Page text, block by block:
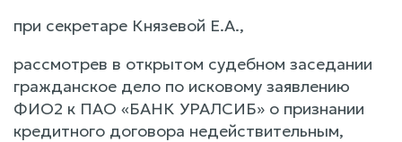
при секретаре Князевой Е.А.,
рассмотрев в открытом судебном заседании
гражданское дело по исковому заявлению
ФИО2 к ПАО «БАНК УРАЛСИБ» о признании
кредитного договора недействительным,